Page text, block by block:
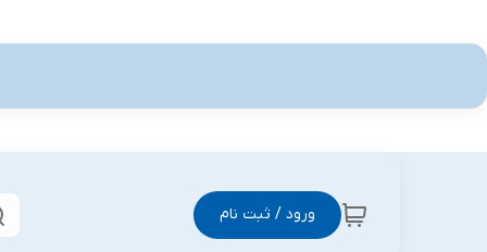
ورود / ثبت نام